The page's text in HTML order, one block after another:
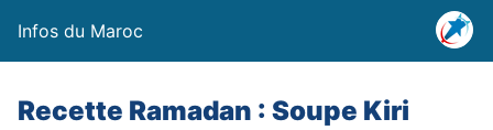
Infos du Maroc
Recette Ramadan : Soupe Kiri